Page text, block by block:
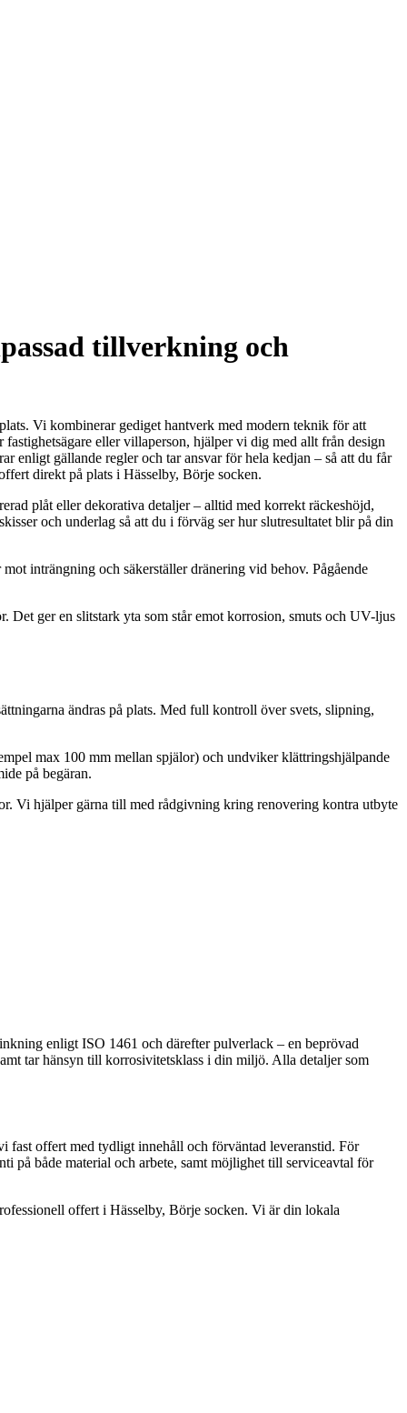
tillverkning och
Vi kombinerar gediget hantverk med modern teknik för att
eller villaperson, hjälper vi dig med allt från design
gällande regler och tar ansvar för hela kedjan – så att du får
direkt på plats i Hässelby, Börje socken.
plåt eller dekorativa detaljer – alltid med korrekt räckeshöjd,
och underlag så att du i förväg ser hur slutresultatet blir på din
inträngning och säkerställer dränering vid behov. Pågående
ger en slitstark yta som står emot korrosion, smuts och UV-ljus
ändras på plats. Med full kontroll över svets, slipning,
max 100 mm mellan spjälor) och undviker klättringshjälpande
på begäran.
Vi hjälper gärna till med rådgivning kring renovering kontra utbyte
enligt ISO 1461 och därefter pulverlack – en beprövad
tar hänsyn till korrosivitetsklass i din miljö. Alla detaljer som
fast offert med tydligt innehåll och förväntad leveranstid. För
på både material och arbete, samt möjlighet till serviceavtal för
offert i Hässelby, Börje socken. Vi är din lokala